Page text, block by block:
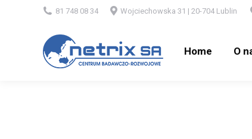
81 748 08 34 Wojciechowska 31 | 20-704 Lublin
Home O